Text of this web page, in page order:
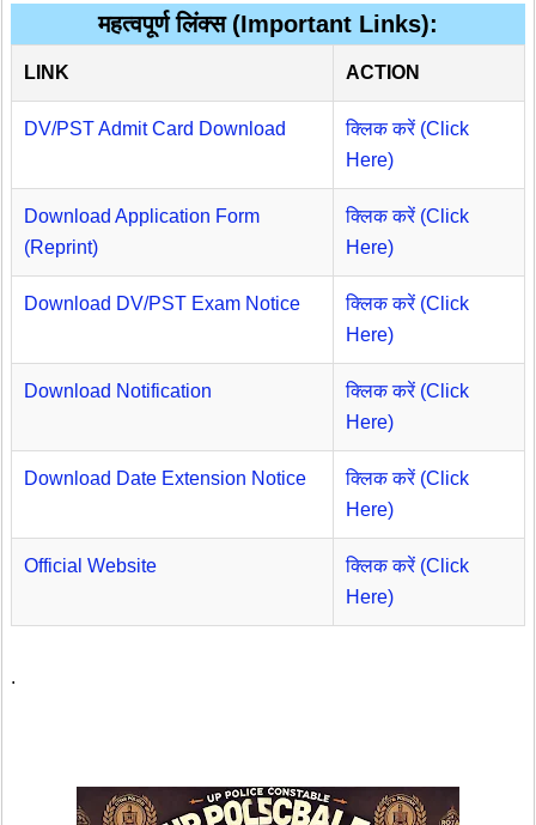
महत्वपूर्ण लिंक्स (Important Links):
LINK ACTION
DV/PST Admit Card Download
क्लिक करें (Click
Here)
Download Application Form
(Reprint)
क्लिक करें (Click
Here)
Download DV/PST Exam Notice
क्लिक करें (Click
Here)
Download Notification
क्लिक करें (Click
Here)
Download Date Extension Notice
क्लिक करें (Click
Here)
Official Website
क्लिक करें (Click
Here)
.